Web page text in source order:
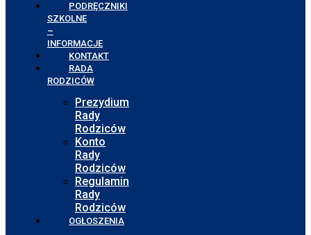
PODRĘCZNIKI
SZKOLNE
–
INFORMACJE
KONTAKT
RADA
RODZICÓW
Prezydium
Rady
Rodziców
Konto
Rady
Rodziców
Regulamin
Rady
Rodziców
OGŁOSZENIA